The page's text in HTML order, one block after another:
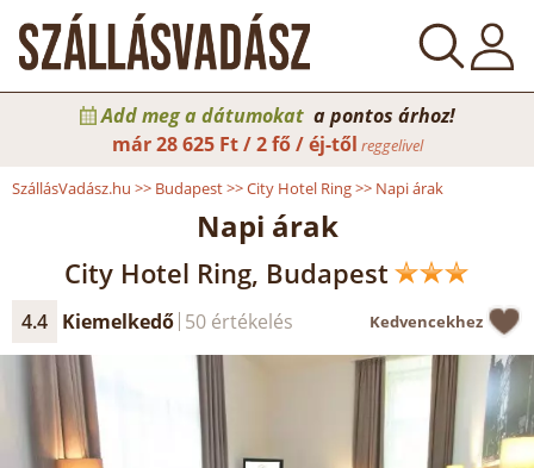
Add meg a dátumokat a pontos árhoz!
már28 625 Ft / 2 fő / éj-től reggelivel
SzállásVadász.hu >> Budapest>>City Hotel Ring>> Napi árak
Napi árak
City Hotel Ring, Budapest
4.4 Kiemelkedő 50 értékelés Kedvencekhez